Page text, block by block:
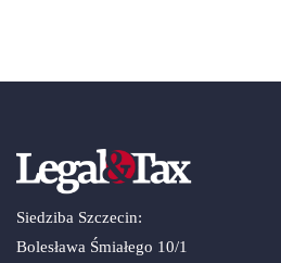
Siedziba Szczecin:
Bolesława Śmiałego 10/1